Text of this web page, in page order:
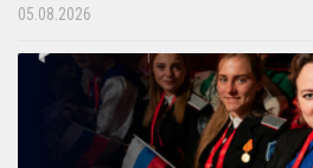
05.08.2026